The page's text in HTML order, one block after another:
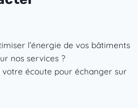
l’énergie de vos bâtiments
nos services ?
votre écoute pour échanger sur